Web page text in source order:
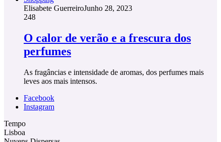
Elisabete GuerreiroJunho 28, 2023
248
O calor de verão e a frescura dos
perfumes
As fragâncias e intensidade de aromas, dos perfumes mais
leves aos mais intensos.
Facebook
Instagram
Tempo
Lisboa